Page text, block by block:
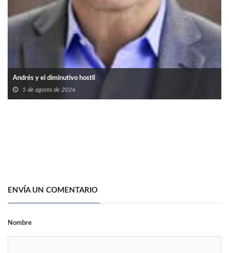
Andrés y el diminutivo hostil
5 de agosto de 2026
ENVÍA UN COMENTARIO
Nombre